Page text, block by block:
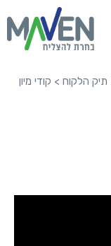
הלקוח> קודי מיון